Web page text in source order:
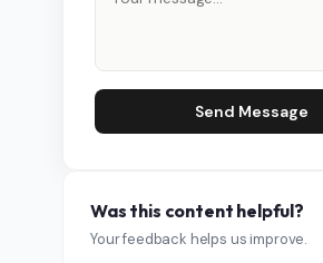
Send Message
Was this content helpful?
Your feedback helps us improve.